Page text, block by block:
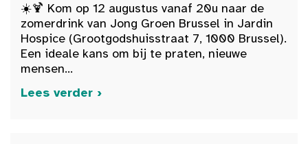
☀️🍹 Kom op 12 augustus vanaf 20u naar de
zomerdrink van Jong Groen Brussel in Jardin
Hospice (Grootgodshuisstraat 7, 1000 Brussel).
Een ideale kans om bij te praten, nieuwe
mensen...
Lees verder ›